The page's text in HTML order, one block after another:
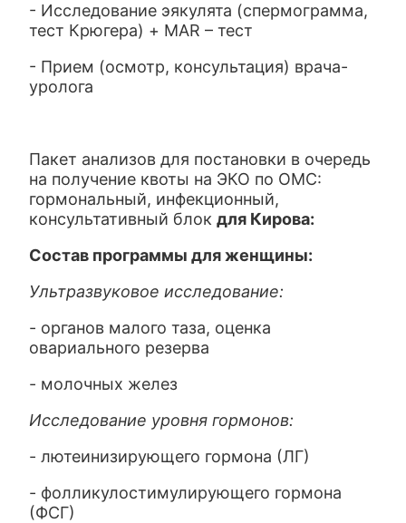
- Исследование эякулята (спермограмма,
тест Крюгера) + MAR – тест
- Прием (осмотр, консультация) врача-
уролога
Пакет анализов для постановки в очередь
на получение квоты на ЭКО по ОМС:
гормональный, инфекционный,
консультативный блокдля Кирова:
Состав программы для женщины:
Ультразвуковое исследование:
- органов малого таза, оценка
овариального резерва
- молочных желез
Исследование уровня гормонов:
- лютеинизирующего гормона (ЛГ)
- фолликулостимулирующего гормона
(ФСГ)